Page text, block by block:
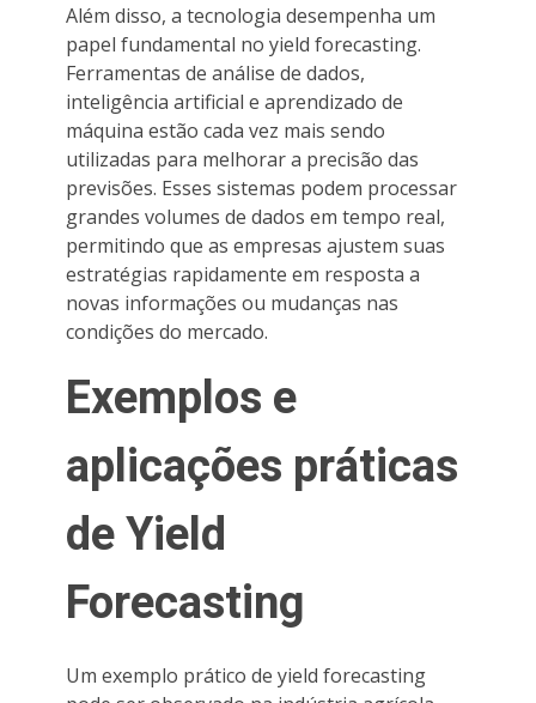
Além disso, a tecnologia desempenha um
papel fundamental no yield forecasting.
Ferramentas de análise de dados,
inteligência artificial e aprendizado de
máquina estão cada vez mais sendo
utilizadas para melhorar a precisão das
previsões. Esses sistemas podem processar
grandes volumes de dados em tempo real,
permitindo que as empresas ajustem suas
estratégias rapidamente em resposta a
novas informações ou mudanças nas
condições do mercado.
Exemplos e
aplicações práticas
de Yield
Forecasting
Um exemplo prático de yield forecasting